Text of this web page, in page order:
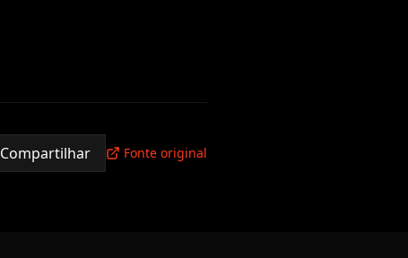
Compartilhar Fonte original